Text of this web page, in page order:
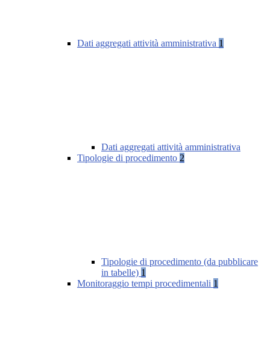
Dati aggregati attività amministrativa 1
Dati aggregati attività amministrativa
Tipologie di procedimento 2
Tipologie di procedimento (da pubblicare
in tabelle) 1
Monitoraggio tempi procedimentali 1